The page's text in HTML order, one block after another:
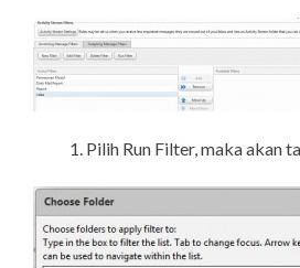
Pilih Run Filter, maka akan